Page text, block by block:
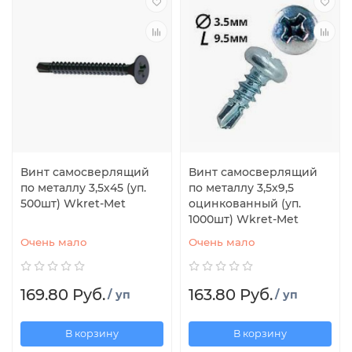
Винт самосверлящий
по металлу 3,5х45 (уп.
500шт) Wkret-Met
Очень мало
169.80 Руб./ уп
В корзину
Винт самосверлящий
по металлу 3,5х9,5
оцинкованный (уп.
1000шт) Wkret-Met
Очень мало
163.80 Руб./ уп
В корзину